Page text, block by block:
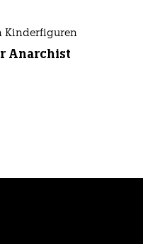
Kinderfiguren
Anarchist